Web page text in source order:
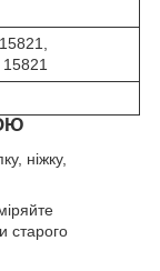
ніжку,
старого